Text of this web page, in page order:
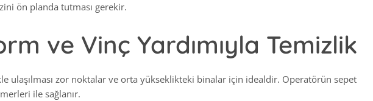
ön planda tutması gerekir.
ve Vinç Yardımıyla Temizlik
ulaşılması zor noktalar ve orta yükseklikteki binalar için idealdir. Operatörün sepet
ile sağlanır.